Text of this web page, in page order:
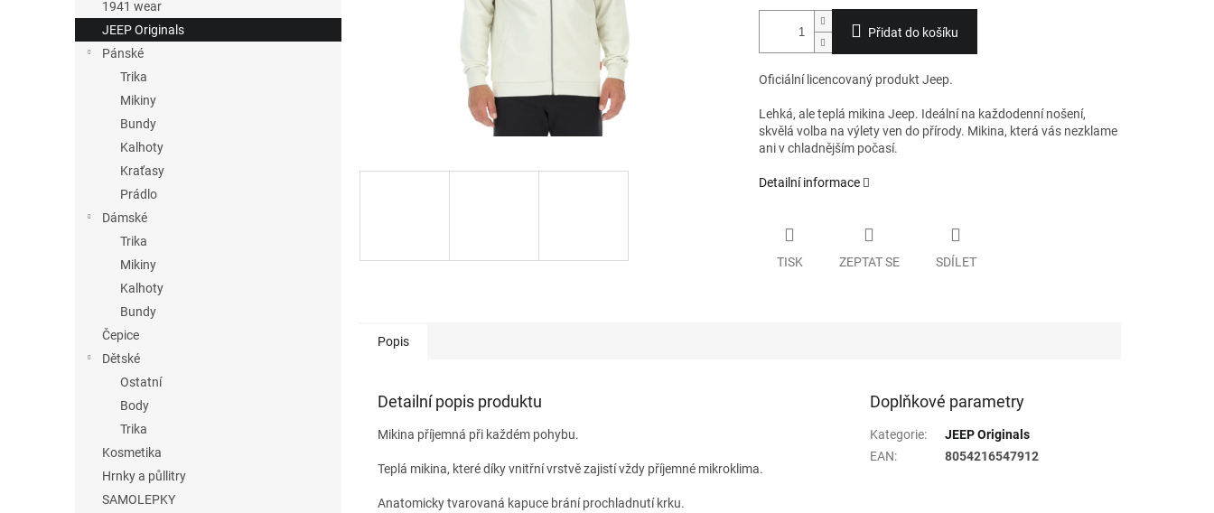
e
l
1941 wear
JEEP Originals
Pánské
Trika
Mikiny
Bundy
Kalhoty
Kraťasy
Prádlo
Dámské
Trika
Mikiny
Kalhoty
Bundy
Čepice
Dětské
Ostatní
Body
Trika
Kosmetika
Hrnky a půllitry
SAMOLEPKY
Přidat do košíku
Oficiální licencovaný produkt Jeep.
Lehká, ale teplá mikina Jeep. Ideální na každodenní nošení,
skvělá volba na výlety ven do přírody. Mikina, která vás nezklame
ani v chladnějším počasí.
Detailní informace
TISK ZEPTAT SE SDÍLET
Popis
Detailní popis produktu
Mikina příjemná při každém pohybu.
Teplá mikina, které díky vnitřní vrstvě zajistí vždy příjemné mikroklima.
Anatomicky tvarovaná kapuce brání prochladnutí krku.
Doplňkové parametry
Kategorie:
JEEP Originals
EAN: 8054216547912